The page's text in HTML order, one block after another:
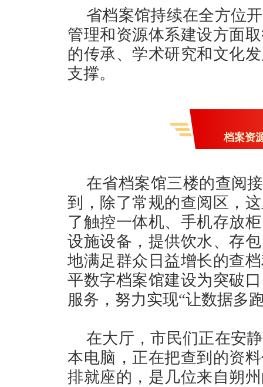
省档案馆持续在全方位
管理和资源体系建设方面
的传承、学术研究和文化
支撑。
档案资
在省档案馆三楼的查阅
到，除了常规的查阅区，
了触控一体机、手机存放
设施设备，提供饮水、存
地满足群众日益增长的查
平数字档案馆建设为突破
服务，努力实现“让数据多
在大厅，市民们正在安
本电脑，正在把查到的资
排就座的，是几位来自朔